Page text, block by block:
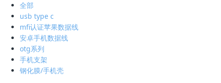
全部
usb type c
mfi认证苹果数据线
安卓手机数据线
otg系列
手机支架
钢化膜/手机壳